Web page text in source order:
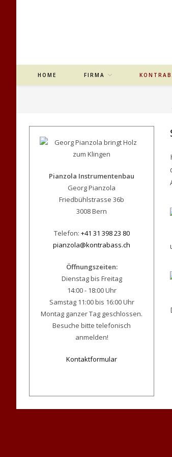
HOME FIRMA
Pianzola Instrumentenbau
Georg Pianzola
Friedbühlstrasse 36b
3008 Bern
Telefon: +41 31 398 23 80
pianzola@kontrabass.ch
Öffnungszeiten:
Dienstag bis Freitag
14:00 - 18:00 Uhr
Samstag 11:00 bis 16:00 Uhr
Montag ganzer Tag geschlossen.
Besuche bitte telefonisch
anmelden!
Kontaktformular